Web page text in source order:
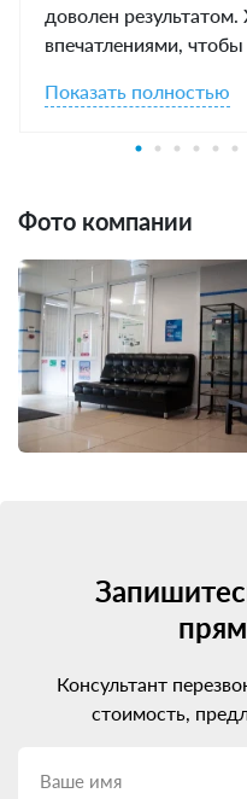
доволен результатом.
впечатлениями,
Показать полностью
Фото компании
Консультант
стоимость,